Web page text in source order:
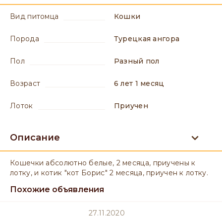
вид питомца Кошки
порода Турецкая ангора
пол разный пол
возраст 6 лет 1 месяц
лоток приучен
Описание
Кошечки абсолютно белые, 2 месяца, приучены к
лотку, и котик "кот Борис" 2 месяца, приучен к лотку.
Похожие объявления
27.11.2020